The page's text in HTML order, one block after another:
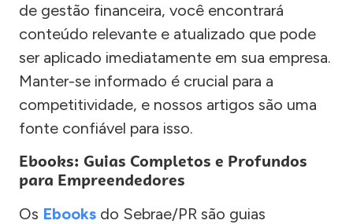
de gestão financeira, você encontrará
conteúdo relevante e atualizado que pode
ser aplicado imediatamente em sua empresa.
Manter-se informado é crucial para a
competitividade, e nossos artigos são uma
fonte confiável para isso.
Ebooks: Guias Completos e Profundos
para Empreendedores
Os Ebooks do Sebrae/PR são guias